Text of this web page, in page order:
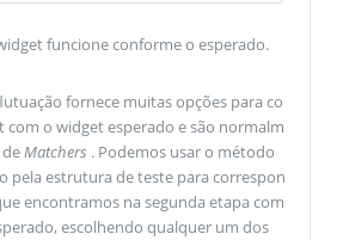
funcione conforme o esperado.
fornece muitas opções para co
com o widget esperado e são normalm
Matchers . Podemos usar o método
pela estrutura de teste para correspon
encontramos na segunda etapa com
escolhendo qualquer um dos